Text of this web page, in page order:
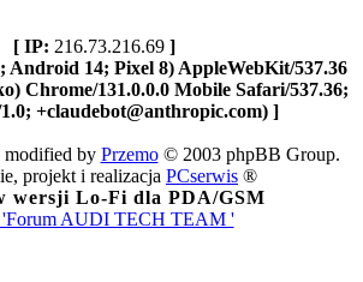
[ IP: 216.73.216.69 ]
Android 14; Pixel 8) AppleWebKit/537.36
Chrome/131.0.0.0 Mobile Safari/537.36;
+claudebot@anthropic.com) ]
modified by Przemo© 2003 phpBB Group.
projekt i realizacja PCserwis ®
wersji Lo-Fi dla PDA/GSM
'Forum AUDI TECH TEAM '